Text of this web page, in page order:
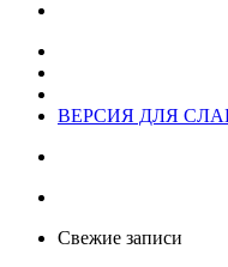
ВЕРСИЯ ДЛЯ
Свежие записи